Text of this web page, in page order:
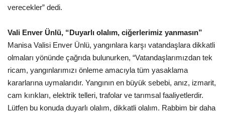
verecekler” dedi.
Vali Enver Ünlü, “Duyarlı olalım, ciğerlerimiz yanmasın”
Manisa Valisi Enver Ünlü, yangınlara karşı vatandaşlara dikkatli
olmaları yönünde çağrıda bulunurken, “Vatandaşlarımızdan tek
ricam, yangınlarımızı önleme amacıyla tüm yasaklama
kararlarına uymalarıdır. Yangının en büyük sebebi, anız, izmarit,
cam kırıkları, elektrik telleri, trafolar ve tarımsal faaliyetlerdir.
Lütfen bu konuda duyarlı olalım, dikkatli olalım. Rabbim bir daha